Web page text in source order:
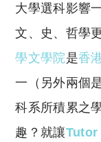
大學選科影響
文、史、哲學
學文學院是香
一（另外兩個
科系所積累之
趣？就讓Tutor